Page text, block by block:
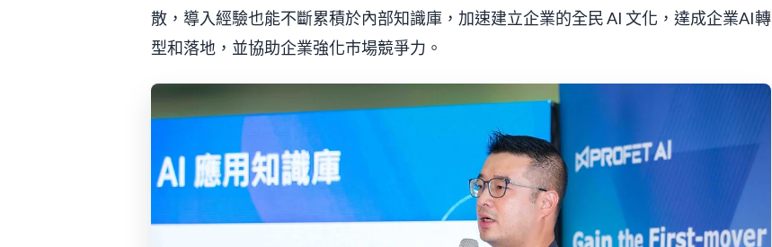
散，導入經驗也能不斷累積於內部知識庫，加速建立企業的全民 AI 文化，達成企業AI轉
型和落地，並協助企業強化巿場競爭力。